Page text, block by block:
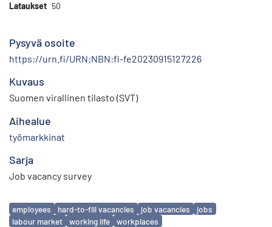
Lataukset 50
Pysyvä osoite
https://urn.fi/URN:NBN:fi-fe20230915127226
Kuvaus
Suomen virallinen tilasto (SVT)
Aihealue
työmarkkinat
Sarja
Job vacancy survey
Avainsanat
employees hard-to-fill vacancies job vacancies
jobs
labour market
working life workplaces